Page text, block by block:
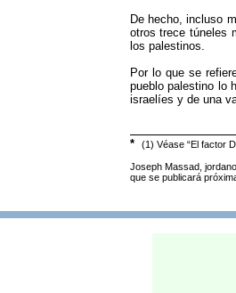
De hecho, incluso
otros trece túneles
los palestinos.
Por lo que se
pueblo palestino lo
israelíes y de una
* (1) Véase “El factor
Joseph Massad,
que se publicará